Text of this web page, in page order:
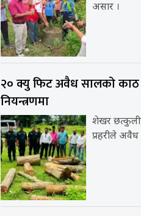
असार ।
२० क्यु फिट अवैध सालको काठ
नियन्त्रणमा
शेखर
प्रहरीले